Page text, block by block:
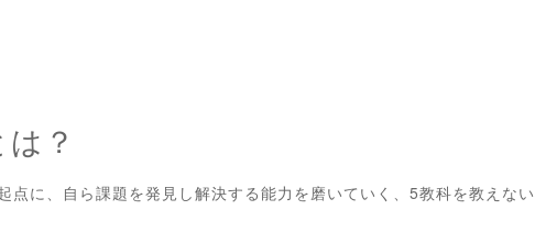
？
点に、自ら課題を発見し解決する能力を磨いていく、5教科を教えな